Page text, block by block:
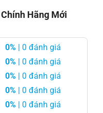
Hãng Mới
0% | 0 đánh giá
0% | 0 đánh giá
0% | 0 đánh giá
0% | 0 đánh giá
0% | 0 đánh giá